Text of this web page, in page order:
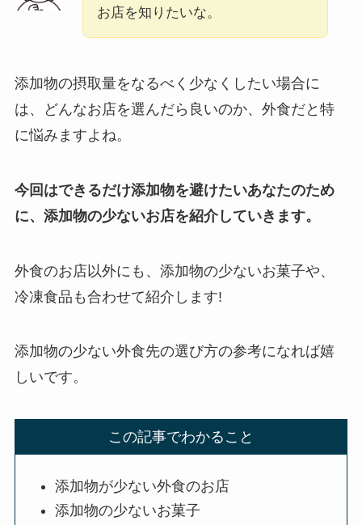
お店を知りたいな。
添加物の摂取量をなるべく少なくしたい場合に
は、どんなお店を選んだら良いのか、外食だと特
に悩みますよね。
今回はできるだけ添加物を避けたいあなたのため
に、添加物の少ないお店を紹介していきます。
外食のお店以外にも、添加物の少ないお菓子や、
冷凍食品も合わせて紹介します!
添加物の少ない外食先の選び方の参考になれば嬉
しいです。
この記事でわかること
添加物が少ない外食のお店
添加物の少ないお菓子